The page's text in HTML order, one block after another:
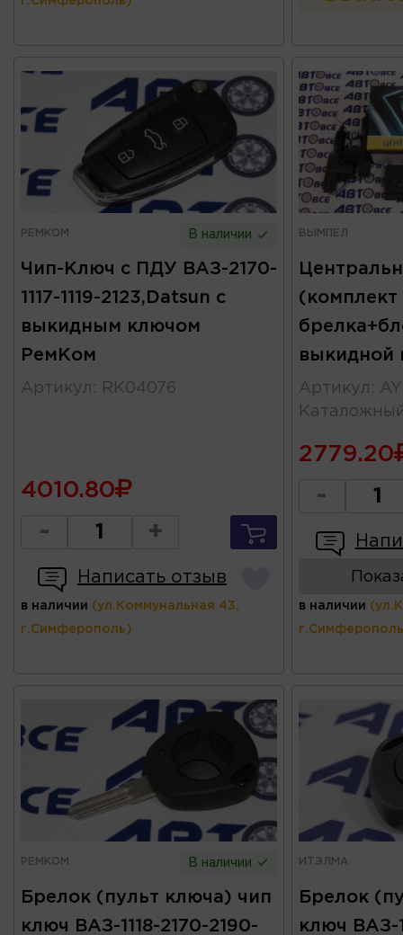
РЕМКОМ В наличии
Чип-Ключ с ПДУ ВАЗ-2170-
1117-1119-2123,Datsun с
выкидным ключом
РемКом
Артикул : RK04076
4010.80
- +
Написать отзыв
в наличии (ул.Коммунальная 43,
г.Симферополь)
ВЫМПЕЛ
(комплект
выкидной
Артикул :
2779.20
-
в наличии
РЕМКОМ В наличии
Брелок (пульт ключа) чип
ключ ВАЗ-1118-2170-2190-
ИТЭЛМА
Брелок
ключ ВАЗ-